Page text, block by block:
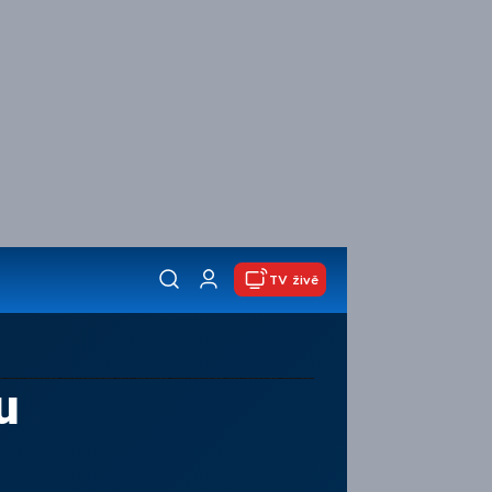
TV živě